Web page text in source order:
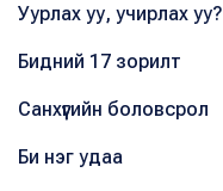
Уурлах уу, учирлах уу?
Бидний 17 зорилт
Санхүүгийн боловсрол
Би нэг удаа